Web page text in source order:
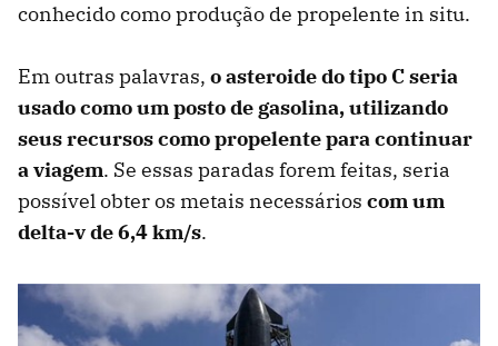
conhecido como produção de propelente in situ.
Em outras palavras, o asteroide do tipo C seria
usado como um posto de gasolina, utilizando
seus recursos como propelente para continuar
a viagem. Se essas paradas forem feitas, seria
possível obter os metais necessários com um
delta-v de 6,4 km/s.